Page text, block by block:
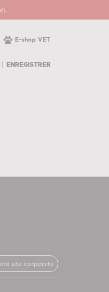
E-shop VET
ENREGISTRER
site corporate